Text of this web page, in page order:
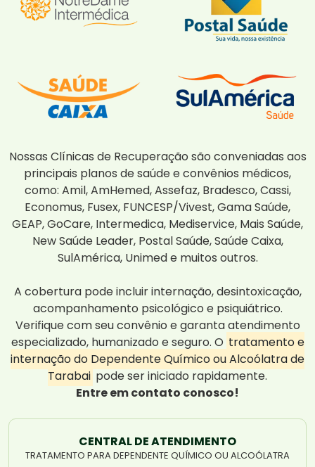
Nossas Clínicas de Recuperação são conveniadas aos
principais planos de saúde e convênios médicos,
como: Amil, AmHemed, Assefaz, Bradesco, Cassi,
Economus, Fusex, FUNCESP/Vivest, Gama Saúde,
GEAP, GoCare, Intermedica, Mediservice, Mais Saúde,
New Saúde Leader, Postal Saúde, Saúde Caixa,
SulAmérica, Unimed e muitos outros.
A cobertura pode incluir internação, desintoxicação,
acompanhamento psicológico e psiquiátrico.
Verifique com seu convênio e garanta atendimento
especializado, humanizado e seguro. O tratamento e
internação do Dependente Químico ou Alcoólatra de
Tarabai pode ser iniciado rapidamente.
Entre em contato conosco!
CENTRAL DE ATENDIMENTO
TRATAMENTO PARA DEPENDENTE QUÍMICO OU ALCOÓLATRA